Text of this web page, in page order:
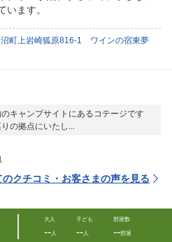
います。
町上岩崎狐原816-1 ワインの宿東夢
キャンプサイトにあるコテージです
の拠点にいたし...
のクチコミ・お客さまの声を見る
大人
--人
子ども
--人
部屋数
--部屋